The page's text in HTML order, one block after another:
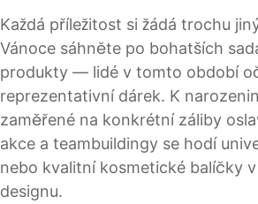
Každá příležitost si žádá trochu
Vánoce sáhněte po bohatších
produkty — lidé v tomto období
reprezentativní dárek. K
zaměřené na konkrétní záliby
akce a teambuildingy se hodí
nebo kvalitní kosmetické balíčky
designu.